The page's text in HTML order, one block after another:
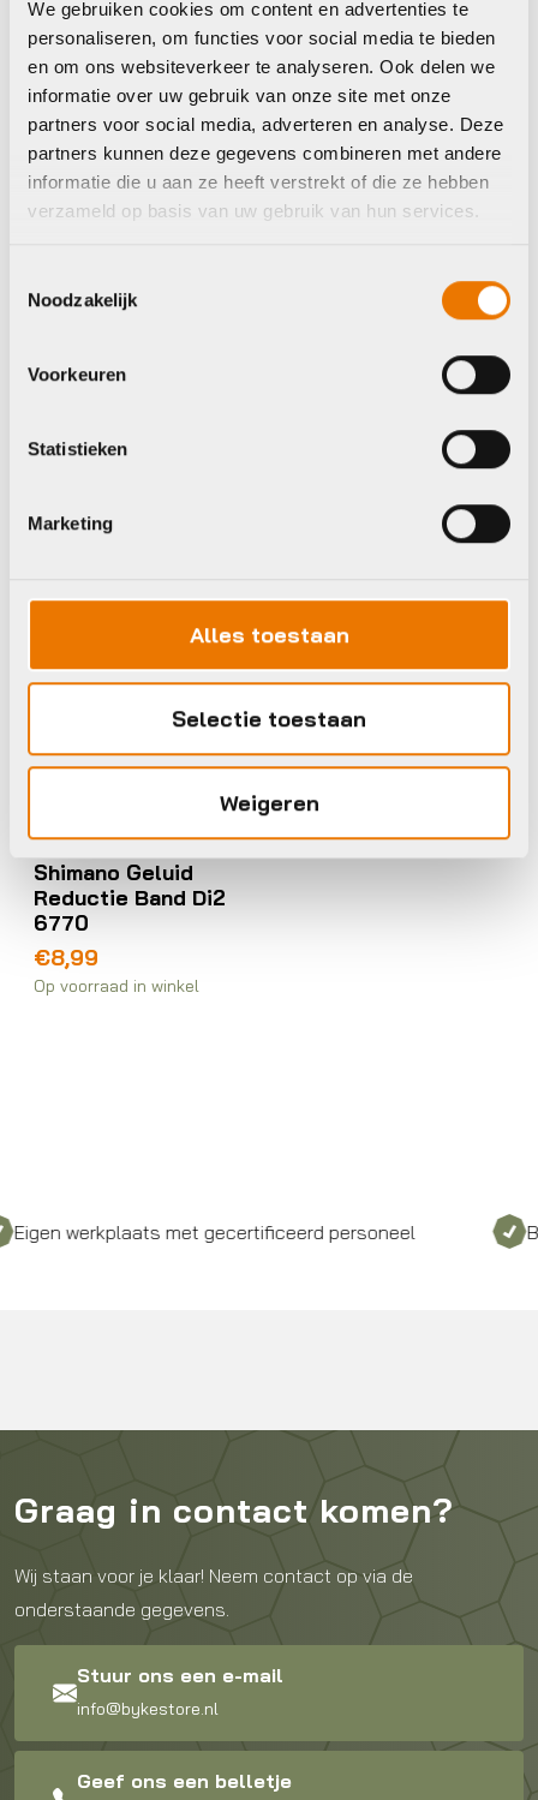
We gebruiken cookies om content en advertenties te
personaliseren, om functies voor social media te bieden
en om ons websiteverkeer te analyseren. Ook delen we
informatie over uw gebruik van onze site met onze
partners voor social media, adverteren en analyse. Deze
partners kunnen deze gegevens combineren met andere
informatie die u aan ze heeft verstrekt of die ze hebben
verzameld op basis van uw gebruik van hun services.
Noodzakelijk
Voorkeuren
Statistieken
Marketing
Alles toestaan
Selectie toestaan
Weigeren
-
€169,99
Prijsklasse:
€169,99
Versnellingskabels
Op voorraad in winkel
Versnellingskabels
Shimano Geluid
Reductie Band Di2
6770
€8,99
Op voorraad in winkel
werkplaats met gecertificeerd personeel
Graag in contact komen?
Wij staan voor je klaar! Neem contact op via de
onderstaande gegevens.
Stuur ons een e-mail
info@bykestore.nl
Geef ons een belletje